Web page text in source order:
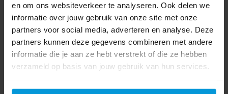
en om ons websiteverkeer te analyseren. Ook delen we
informatie over jouw gebruik van onze site met onze
partners voor social media, adverteren en analyse. Deze
partners kunnen deze gegevens combineren met andere
informatie die je aan ze hebt verstrekt of die ze hebben
verzameld op basis van jouw gebruik van hun services.